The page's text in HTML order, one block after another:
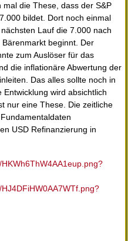
die These, dass der S&P
bildet. Dort noch einmal
Lauf die 7.000 nach
beginnt. Der
zum Auslöser für das
die inflationäre Abwertung der
Das alles sollte noch in
wird absichtlich
nur eine These. Die zeitliche
USD Refinanzierung in